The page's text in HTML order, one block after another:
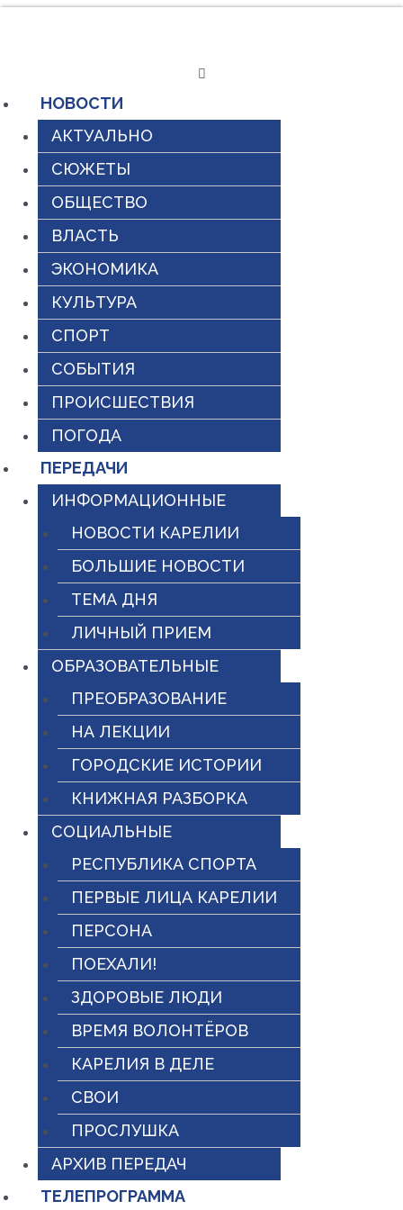
НОВОСТИ
АКТУАЛЬНО
СЮЖЕТЫ
ОБЩЕСТВО
ВЛАСТЬ
ЭКОНОМИКА
КУЛЬТУРА
СПОРТ
СОБЫТИЯ
ПРОИСШЕСТВИЯ
ПОГОДА
ПЕРЕДАЧИ
ИНФОРМАЦИОННЫЕ
НОВОСТИ КАРЕЛИИ
БОЛЬШИЕ НОВОСТИ
ТЕМА ДНЯ
ЛИЧНЫЙ ПРИЕМ
ОБРАЗОВАТЕЛЬНЫЕ
ПРЕОБРАЗОВАНИЕ
НА ЛЕКЦИИ
ГОРОДСКИЕ ИСТОРИИ
КНИЖНАЯ РАЗБОРКА
СОЦИАЛЬНЫЕ
РЕСПУБЛИКА СПОРТА
ПЕРВЫЕ ЛИЦА КАРЕЛИИ
ПЕРСОНА
ПОЕХАЛИ!
ЗДОРОВЫЕ ЛЮДИ
ВРЕМЯ ВОЛОНТЁРОВ
КАРЕЛИЯ В ДЕЛЕ
СВОИ
ПРОСЛУШКА
АРХИВ ПЕРЕДАЧ
ТЕЛЕПРОГРАММА